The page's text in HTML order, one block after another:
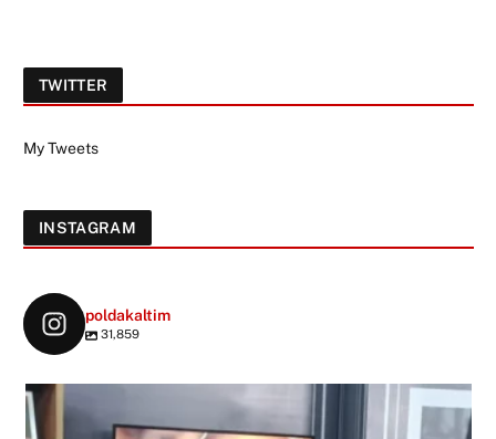
TWITTER
My Tweets
INSTAGRAM
poldakaltim
31,859